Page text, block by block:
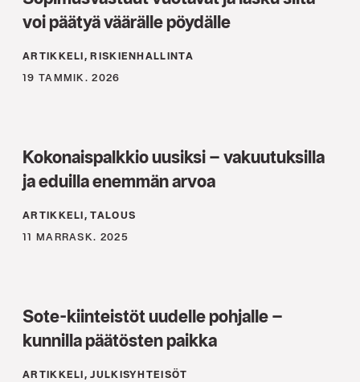
voi päätyä väärälle pöydälle
ARTIKKELI, RISKIENHALLINTA
19 TAMMIK. 2026
Kokonaispalkkio uusiksi – vakuutuksilla
ja eduilla enemmän arvoa
ARTIKKELI, TALOUS
11 MARRASK. 2025
Sote-kiinteistöt uudelle pohjalle –
kunnilla päätösten paikka
ARTIKKELI, JULKISYHTEISÖT